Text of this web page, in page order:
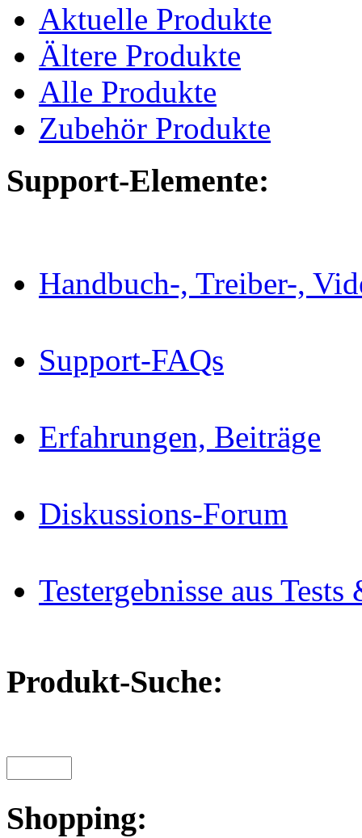
Aktuelle Produkte
Ältere Produkte
Alle Produkte
Zubehör Produkte
Support-Elemente:
Handbuch-, Treiber-,
Support-FAQs
Erfahrungen, Beiträge
Diskussions-Forum
Testergebnisse aus
Produkt-Suche:
Shopping: